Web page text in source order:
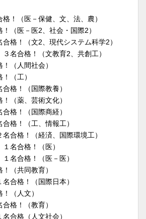
！（医－保健、文、法、農）
（医－医2、社会・国際2）
格！（文2、現代システム科学2）
名合格！（文教育2、共創工）
（人間社会）
（工）
格！（国際教養）
（薬、芸術文化）
格！（国際商経）
格！（工、情報工）
合格！（経済、国際環境工）
名合格！（医）
名合格！（医－医）
（共同教育）
合格！（国際日本）
（人文）
格！（教育）
合格（人文社会）